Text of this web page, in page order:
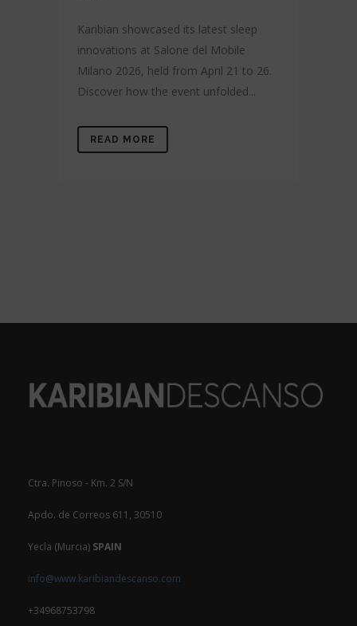
Karibian showcased its latest sleep
innovations at Salone del Mobile
Milano 2026, held from April 21 to 26.
Discover how the event unfolded...
READ MORE
Ctra. Pinoso - Km. 2 S/N
Apdo. de Correos 611, 30510
Yecla (Murcia) SPAIN
info@www.karibiandescanso.com
+34968753798